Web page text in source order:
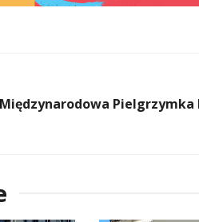
Międzynarodowa Pielgrzymka